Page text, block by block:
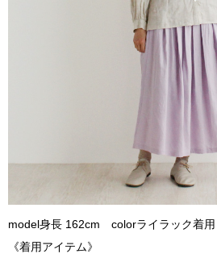
model身長 162cm colorライラック着用
《着用アイテム》